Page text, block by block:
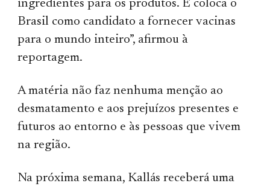
ingredientes para os produtos. E coloca o
Brasil como candidato a fornecer vacinas
para o mundo inteiro”, afirmou à
reportagem.
A matéria não faz nenhuma menção ao
desmatamento e aos prejuízos presentes e
futuros ao entorno e às pessoas que vivem
na região.
Na próxima semana, Kallás receberá uma